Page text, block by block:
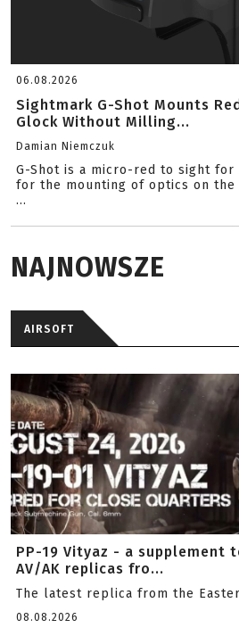
06.08.2026
Sightmark G-Shot Mounts
Glock Without Milling...
Damian Niemczuk
G-Shot is a micro-red to sight
for the mounting of optics on
...
NAJNOWSZE
AIRSOFT
PP-19 Vityaz - a supplement
AV/AK replicas fro...
The latest replica from the
08.08.2026